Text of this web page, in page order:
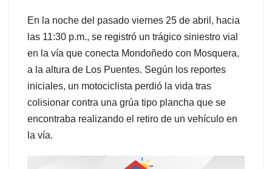
En la noche del pasado viernes 25 de abril, hacia
las 11:30 p.m., se registró un trágico siniestro vial
en la vía que conecta Mondoñedo con Mosquera,
a la altura de Los Puentes. Según los reportes
iniciales, un motociclista perdió la vida tras
colisionar contra una grúa tipo plancha que se
encontraba realizando el retiro de un vehículo en
la vía.